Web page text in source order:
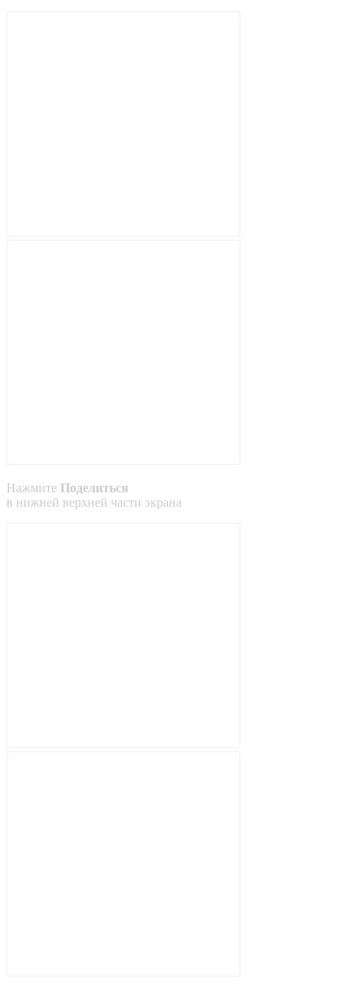
Нажмите Поделиться
в нижней верхней части экрана